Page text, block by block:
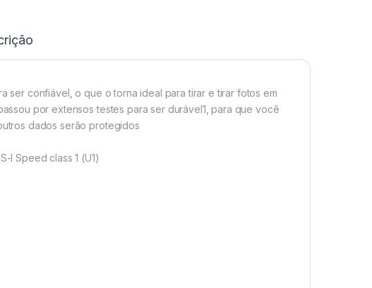
ser confiável, o que o torna ideal para tirar e tirar fotos em
por extensos testes para ser durável1, para que você
dados serão protegidos
I Speed class 1 (U1)